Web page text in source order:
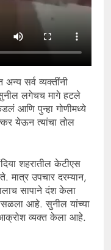
सर्व व्यक्तींनी
लगेचच मागे हटले
आणि पुन्हा गोणीमध्ये
येऊन त्यांचा तोल
शहरातील केटीएस
मात्र उपचार दरम्यान,
सापाने दंश केला
आहे. सुनील यांच्या
आक्रोश व्यक्त केला आहे.